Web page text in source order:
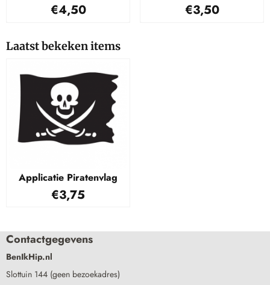
Prijs: 4,50
€4,50 Prijs: 3,50
€3,50
Laatst bekeken items
Applicatie Piratenvlag
€3,75
Contactgegevens
BenIkHip.nl
Slottuin 144 (geen bezoekadres)